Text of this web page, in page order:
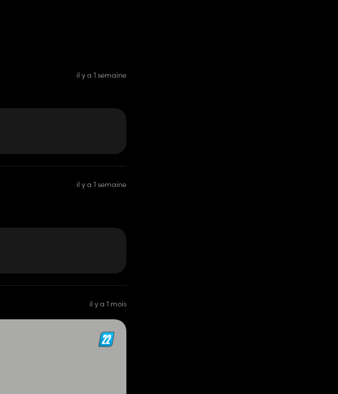
il y a 1 semaine
il y a 1 semaine
il y a 1 mois